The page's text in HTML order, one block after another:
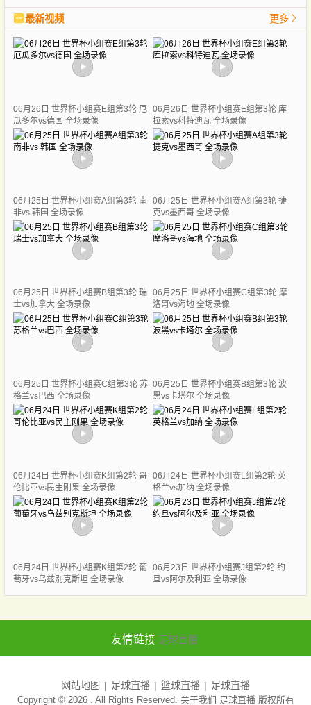
最新视频 更多
06月26日 世界杯小组赛E组第3轮 厄
瓜多尔vs德国 全场录像
06月26日 世界杯小组赛E组第3轮 库
拉索vs科特迪瓦 全场录像
06月25日 世界杯小组赛A组第3轮 南
非vs 韩国 全场录像
06月25日 世界杯小组赛A组第3轮 捷
克vs墨西哥 全场录像
06月25日 世界杯小组赛B组第3轮 瑞
士vs加拿大 全场录像
06月25日 世界杯小组赛C组第3轮 摩
洛哥vs海地 全场录像
06月25日 世界杯小组赛C组第3轮 苏
格兰vs巴西 全场录像
06月25日 世界杯小组赛B组第3轮 波
黑vs卡塔尔 全场录像
06月24日 世界杯小组赛K组第2轮 哥
伦比亚vs民主刚果 全场录像
06月24日 世界杯小组赛L组第2轮 英
格兰vs加纳 全场录像
06月24日 世界杯小组赛K组第2轮 葡
萄牙vs乌兹别克斯坦 全场录像
06月23日 世界杯小组赛J组第2轮 约
旦vs阿尔及利亚 全场录像
友情链接 足球直播
网站地图 足球直播 篮球直播 足球直播
Copyright © 2026 . All Rights Reserved. 关于我们 足球直播版权所有